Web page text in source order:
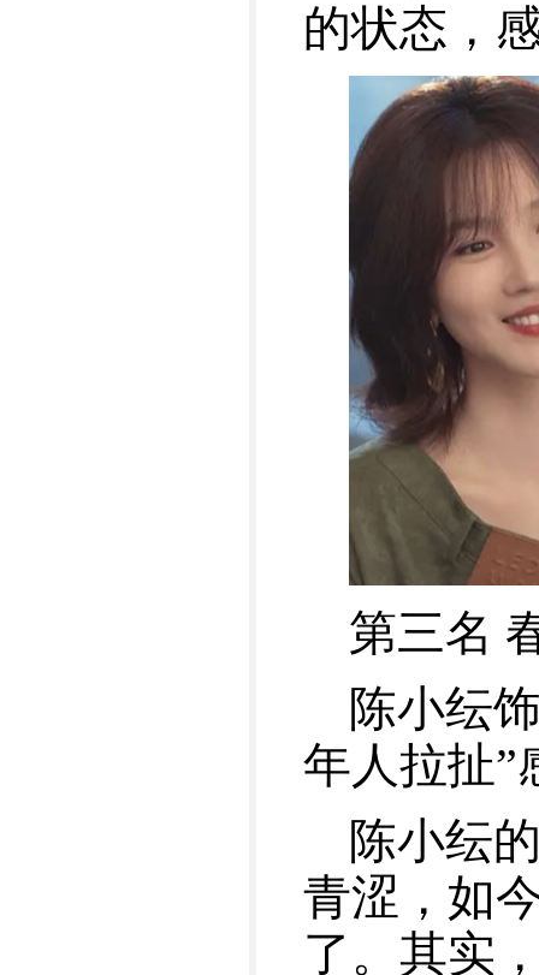
的状态，
第三名
陈小纭
年人拉扯”
陈小纭
青涩，如
了。其实